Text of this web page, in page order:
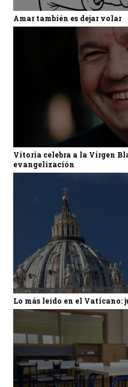
Amar también es dejar volar
Vitoria celebra a la Virgen
evangelización
Lo más leído en el